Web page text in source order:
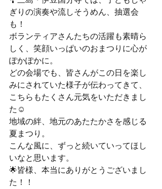
ぎりの演奏や流しそうめん、抽選会
も！
ボランティアさんたちの活躍も素晴ら
しく、笑顔いっぱいのおまつりに心が
ぽかぽかに。
どの会場でも、皆さんがこの日を楽し
みにされていた様子が伝わってきて、
こちらもたくさん元気をいただきまし
た☺️
地域の絆、地元のあたたかさを感じる
夏まつり。
こんな風に、ずっと続いていってほし
いなと思います。
🌟皆様、本当にありがとうございまし
た！！